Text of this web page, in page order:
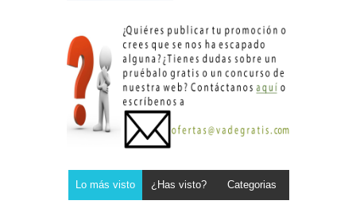
Lo más visto ¿Has visto? Categorias